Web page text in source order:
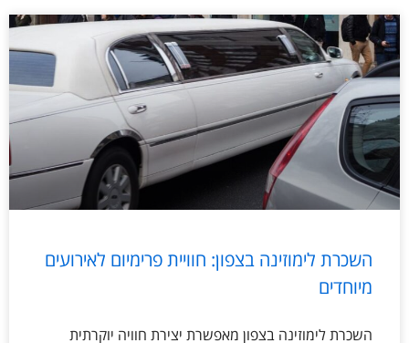
השכרת לימוזינה בצפון: חוויית פרימיום לאירועים
מיוחדים
השכרת לימוזינה בצפון מאפשרת יצירת חוויה יוקרתית